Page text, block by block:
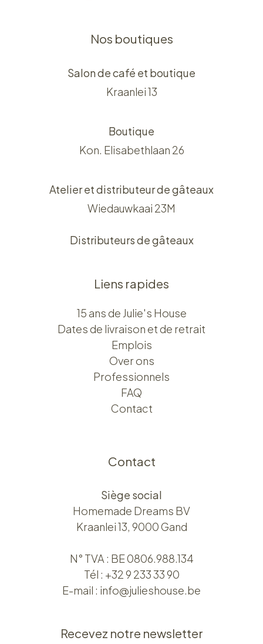
Nos boutiques
Salon de café et boutique
Kraanlei 13
Boutique
Kon. Elisabethlaan 26
Atelier et distributeur de gâteaux
Wiedauwkaai 23M
Distributeurs de gâteaux
Liens rapides
15 ans de Julie's House
Dates de livraison et de retrait
Emplois
Over ons​​
Professionnels
FAQ
Contact
Contact
Siège social
Homemade Dreams BV
Kraanlei 13, 9000 Gand
N° TVA : BE 0806.988.134
Tél : +32 9 233 33 90
E-mail : info@julieshouse.be
Recevez notre newsletter